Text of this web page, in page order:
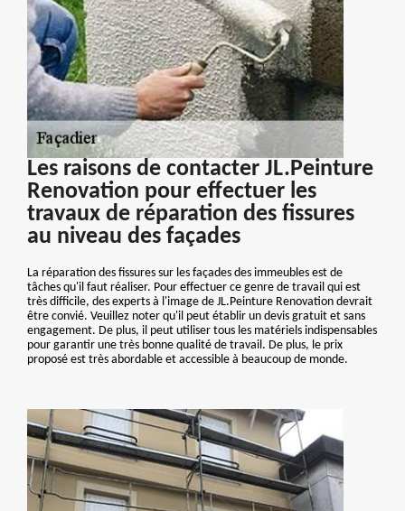
Les raisons de contacter JL.Peinture
Renovation pour effectuer les
travaux de réparation des fissures
au niveau des façades
La réparation des fissures sur les façades des immeubles est de
tâches qu'il faut réaliser. Pour effectuer ce genre de travail qui est
très difficile, des experts à l'image de JL.Peinture Renovation devrait
être convié. Veuillez noter qu'il peut établir un devis gratuit et sans
engagement. De plus, il peut utiliser tous les matériels indispensables
pour garantir une très bonne qualité de travail. De plus, le prix
proposé est très abordable et accessible à beaucoup de monde.